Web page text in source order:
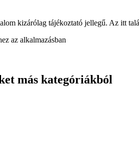
kizárólag tájékoztató jellegű. Az itt
az alkalmazásban
más kategóriákból